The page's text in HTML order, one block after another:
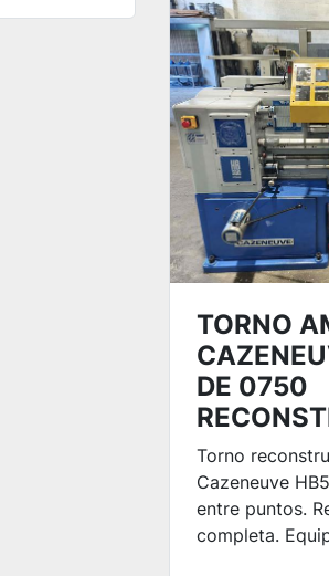
TORNO
DE 0750
Torno
Cazeneuve
entre puntos.
completa.